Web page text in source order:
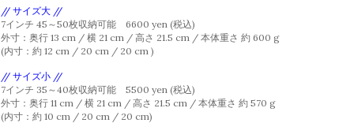
// サイズ大 //
7インチ 45～50枚収納可能 6600 yen (税込)
外寸：奥行 13 cm / 横 21 cm / 高さ 21.5 cm / 本体重さ 約 600 g
(内寸：約 12 cm / 20 cm / 20 cm )
// サイズ小 //
7インチ 35～40枚収納可能 5500 yen (税込)
外寸：奥行 11 cm / 横 21 cm / 高さ 21.5 cm / 本体重さ 約 570 g
(内寸：約 10 cm / 20 cm / 20 cm)